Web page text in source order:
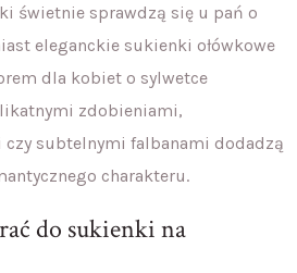
świetnie sprawdzą się u pań o
eleganckie sukienki ołówkowe
dla kobiet o sylwetce
zdobieniami,
subtelnymi falbanami dodadzą
charakteru.
do sukienki na